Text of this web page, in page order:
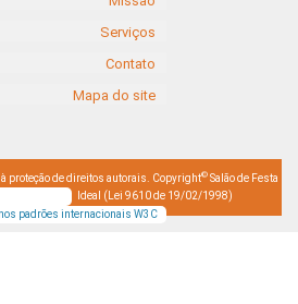
Serviços
Contato
Mapa do site
proteção de direitos autorais. Copyright© Salão de Festa
Ideal (Lei 9610 de 19/02/1998)